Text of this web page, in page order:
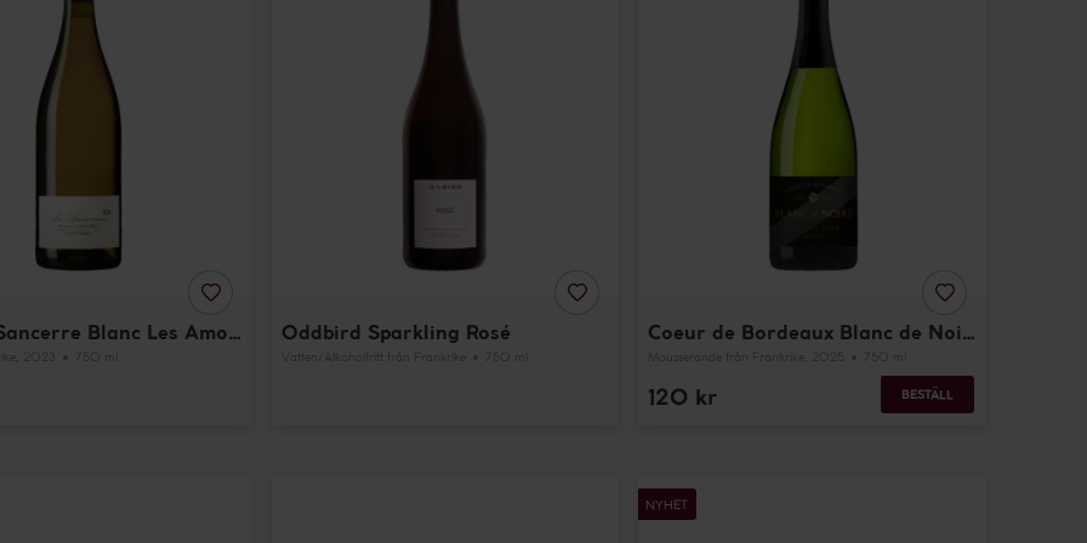
LÄGG
I
FAVORITER
Crochet Sancerre Blanc Les Amoureuses
, 2023 750 ml
LÄGG
FAVORITER
Oddbird Sparkling Rosé
Vatten/Alkoholfritt från Frankrike 750 ml
LÄGG
I Coeur de Bordeaux Blanc de Noirs Brut
Mousserande från Frankrike , 2025 750 ml
120 kr BESTÄLL
Calvados
Les
Millésimés
NYHET